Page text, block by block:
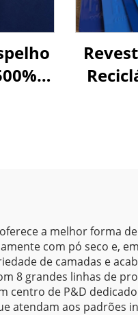
a melhor forma
com pó seco e,
de camadas e
8 grandes linhas de
de P&D
atendam aos padrões